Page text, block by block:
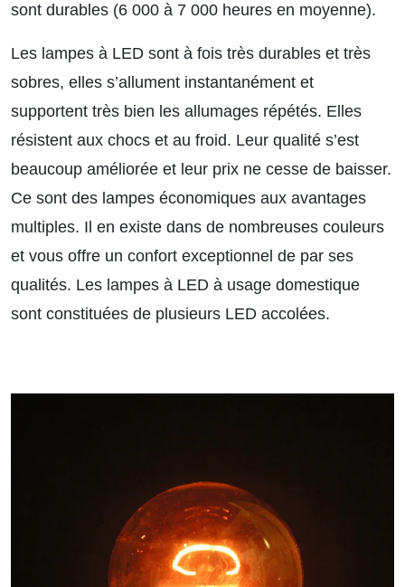
sont durables (6 000 à 7 000 heures en moyenne).
Les lampes à LED sont à fois très durables et très
sobres, elles s’allument instantanément et
supportent très bien les allumages répétés. Elles
résistent aux chocs et au froid. Leur qualité s’est
beaucoup améliorée et leur prix ne cesse de baisser.
Ce sont des lampes économiques aux avantages
multiples. Il en existe dans de nombreuses couleurs
et vous offre un confort exceptionnel de par ses
qualités. Les lampes à LED à usage domestique
sont constituées de plusieurs LED accolées.